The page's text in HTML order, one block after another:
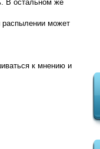
В остальном же
распылении может
к мнению и